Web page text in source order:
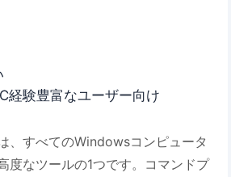
経験豊富なユーザー向け
、すべてのWindowsコンピュータ
度なツールの1つです。コマンドプ